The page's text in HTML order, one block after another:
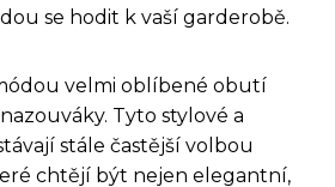
se hodit k vaší garderobě.
velmi oblíbené obutí
Tyto stylové a
stále častější volbou
chtějí být nejen elegantní,